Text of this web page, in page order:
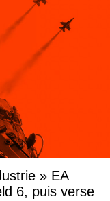
» EA
6, puis verse